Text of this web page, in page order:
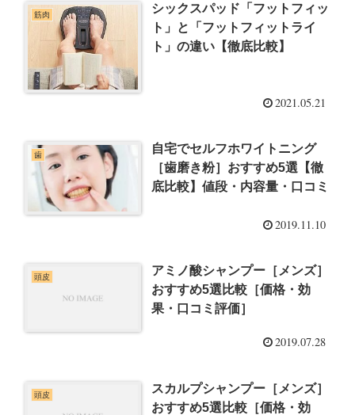
筋肉
シックスパッド「フットフィッ
ト」と「フットフィットライ
ト」の違い【徹底比較】
2021.05.21
歯
自宅でセルフホワイトニング
［歯磨き粉］おすすめ5選【徹
底比較】値段・内容量・口コミ
2019.11.10
頭皮
アミノ酸シャンプー［メンズ］
おすすめ5選比較［価格・効
果・口コミ評価］
2019.07.28
頭皮
スカルプシャンプー［メンズ］
おすすめ5選比較［価格・効